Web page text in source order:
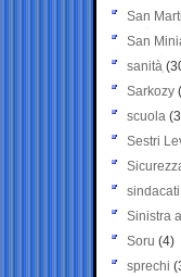
San
San
sanità
Sarkozy
scuola
Sestri
sindacati
Sinistra
Soru (4)
sprechi